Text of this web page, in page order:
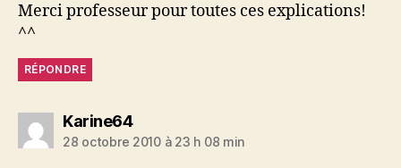
Merci professeur pour toutes ces explications!
^^
RÉPONDRE
Karine64dit :
28 octobre 2010 à 23 h 08 min